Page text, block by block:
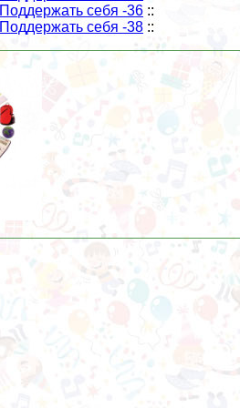
Поддержать себя -36 ::
Поддержать себя -38 ::